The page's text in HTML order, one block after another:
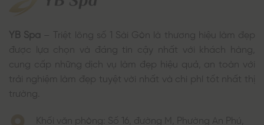
YB Spa – Triệt lông số 1 Sài Gòn là thương hiệu làm đẹp
được lựa chọn và đáng tin cậy nhất với khách hàng,
cung cấp những dịch vụ làm đẹp hiệu quả, an toàn với
trải nghiệm làm đẹp tuyệt vời nhất và chi phí tốt nhất thị
trường.
Khối văn phòng: Số 16, đường M, Phường An Phú,